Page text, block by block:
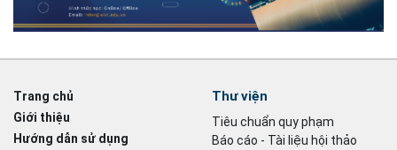
Trang chủ
Giới thiệu
Hướng dẫn sử dụng
Thư viện
Tiêu chuẩn quy phạm
Báo cáo - Tài liệu hội thảo